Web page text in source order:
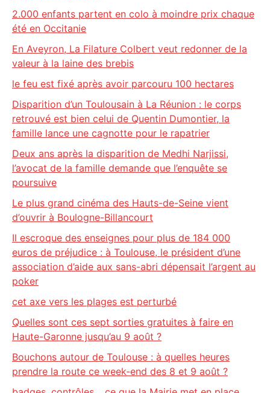
2.000 enfants partent en colo à moindre prix chaque
été en Occitanie
En Aveyron, La Filature Colbert veut redonner de la
valeur à la laine des brebis
le feu est fixé après avoir parcouru 100 hectares
Disparition d’un Toulousain à La Réunion : le corps
retrouvé est bien celui de Quentin Dumontier, la
famille lance une cagnotte pour le rapatrier
Deux ans après la disparition de Medhi Narjissi,
l’avocat de la famille demande que l’enquête se
poursuive
Le plus grand cinéma des Hauts-de-Seine vient
d’ouvrir à Boulogne-Billancourt
Il escroque des enseignes pour plus de 184 000
euros de préjudice : à Toulouse, le président d’une
association d’aide aux sans-abri dépensait l’argent au
poker
cet axe vers les plages est perturbé
Quelles sont ces sept sorties gratuites à faire en
Haute-Garonne jusqu’au 9 août ?
Bouchons autour de Toulouse : à quelles heures
prendre la route ce week-end des 8 et 9 août ?